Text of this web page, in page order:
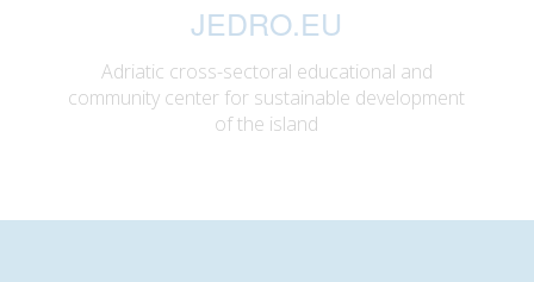
JEDRO.EU
Adriatic cross-sectoral educational and
community center for sustainable development
of the island